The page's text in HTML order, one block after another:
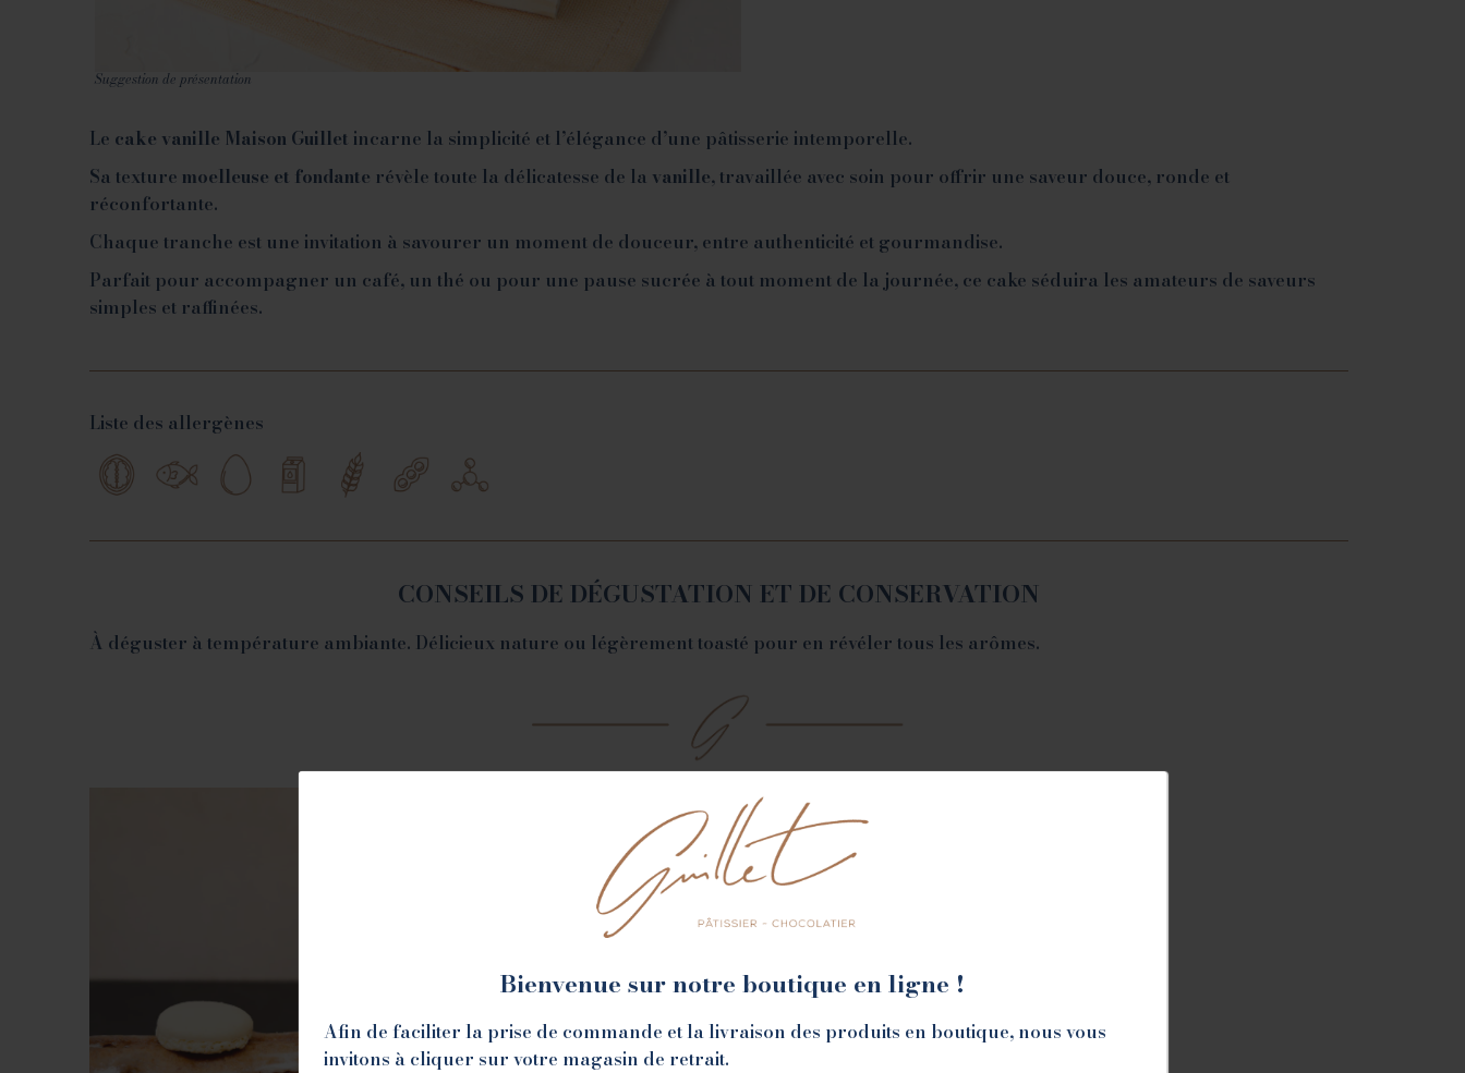
Bienvenue sur notre boutique en ligne !
Afin de faciliter la prise de commande et la livraison des produits en boutique, nous vous
invitons à cliquer sur votre magasin de retrait.
Suggestion de présentation
Le cake vanille Maison Guillet incarne la simplicité et l’élégance d’une pâtisserie intemporelle.
Sa texture moelleuse et fondante révèle toute la délicatesse de la vanille, travaillée avec soin pour offrir une saveur douce, ronde et
réconfortante.
Chaque tranche est une invitation à savourer un moment de douceur, entre authenticité et gourmandise.
Parfait pour accompagner un café, un thé ou pour une pause sucrée à tout moment de la journée, ce cake séduira les amateurs de saveurs
simples et raffinées.
Liste des allergènes
CONSEILS DE DÉGUSTATION ET DE CONSERVATION
À déguster à température ambiante. Délicieux nature ou légèrement toasté pour en révéler tous les arômes.